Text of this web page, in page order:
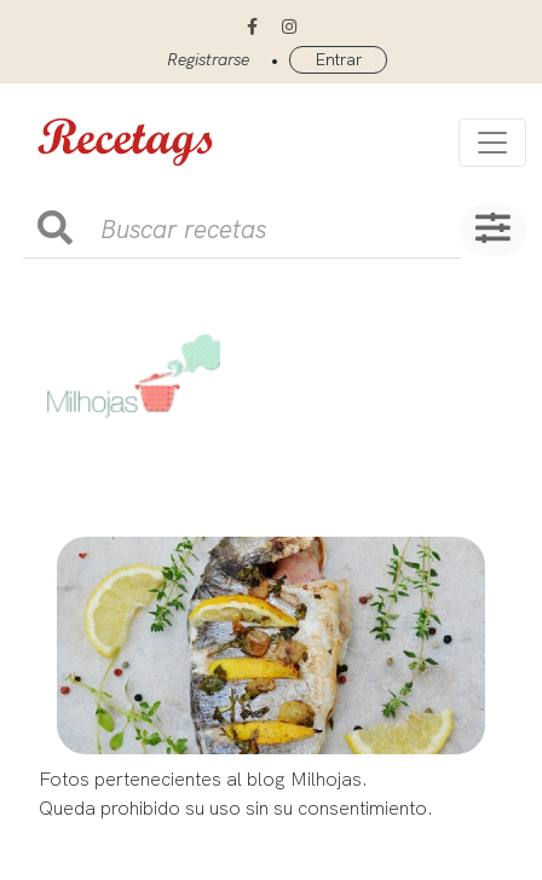
Registrarse • Entrar
Fotos pertenecientes al blog Milhojas.
Queda prohibido su uso sin su consentimiento.